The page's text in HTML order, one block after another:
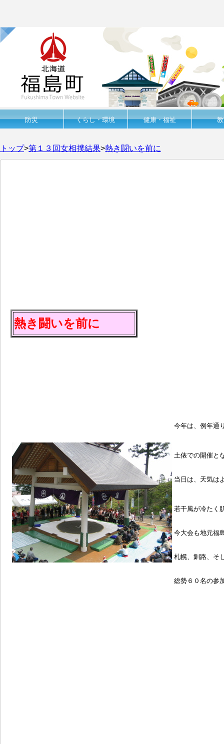
防災 くらし・環境 健康・福祉
トップ>第１３回女相撲結果>熱き闘いを前に
熱き闘いを前に
今年は、例年通
土俵での開催と
当日は、天気は
若干風が冷たく
今大会も地元福
札幌、釧路、そ
総勢６０名の参